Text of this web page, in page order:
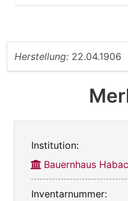
Herstellung: 22.04.1906
Institution:
Bauernhaus
Inventarnummer: